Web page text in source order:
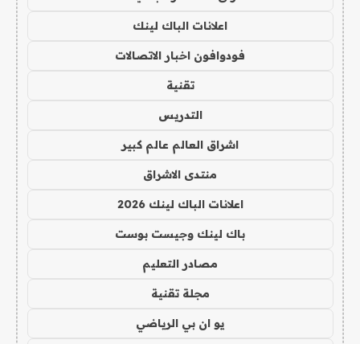
اعلانات الباك لينك
فودوافون اخبار الاتصالات
تقنية
التدريس
اشراق العالم عالم كبير
منتدى الاشراق
اعلانات الباك لينك 2026
باك لينك وجيست بوست
مصادر التعليم
مجلة تقنية
يو ان بي الرياضي